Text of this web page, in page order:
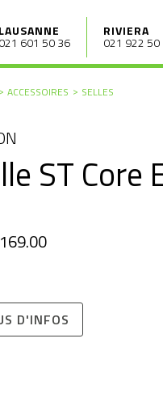
LAUSANNE
021 601 50 36
RIVIERA
021 922 50
ACCESSOIRES SELLES
ST Core
D'INFOS